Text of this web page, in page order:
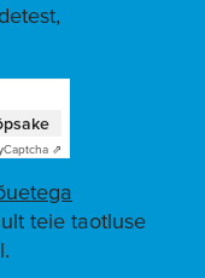
Captcha ⇗
teie taotluse